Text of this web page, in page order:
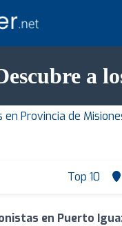
a
en Provincia de
Top 10
en Puerto